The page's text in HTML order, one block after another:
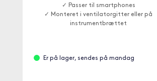
✓ Passer til smartphones
✓ Monteret i ventilatorgitter eller på
instrumentbrættet
Er på lager, sendes på mandag